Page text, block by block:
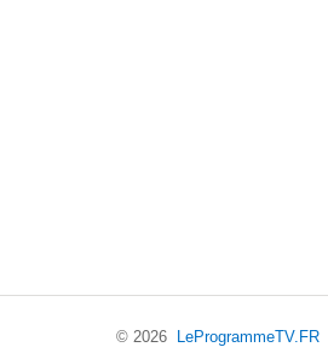
© 2026 LeProgrammeTV.FR